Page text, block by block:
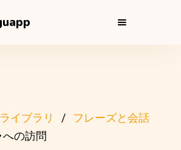
ライブラリ
フレーズと会話
の訪問